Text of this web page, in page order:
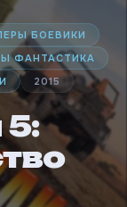
БОЕВИКИ
ФАНТАСТИКА
2015